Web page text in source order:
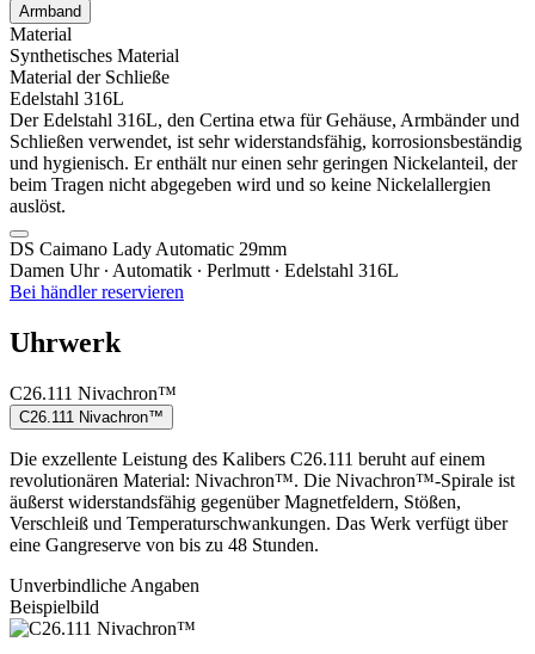
Armband
Material
Synthetisches Material
Material der Schließe
Edelstahl 316L
Der Edelstahl 316L, den Certina etwa für Gehäuse, Armbänder und
Schließen verwendet, ist sehr widerstandsfähig, korrosionsbeständig
und hygienisch. Er enthält nur einen sehr geringen Nickelanteil, der
beim Tragen nicht abgegeben wird und so keine Nickelallergien
auslöst.
DS Caimano Lady Automatic 29mm
Damen Uhr ∙ Automatik ∙ Perlmutt ∙ Edelstahl 316L
Bei händler reservieren
Uhrwerk
C26.111 Nivachron™
C26.111 Nivachron™
Die exzellente Leistung des Kalibers C26.111 beruht auf einem
revolutionären Material: Nivachron™. Die Nivachron™-Spirale ist
äußerst widerstandsfähig gegenüber Magnetfeldern, Stößen,
Verschleiß und Temperaturschwankungen. Das Werk verfügt über
eine Gangreserve von bis zu 48 Stunden.
Unverbindliche Angaben
Beispielbild